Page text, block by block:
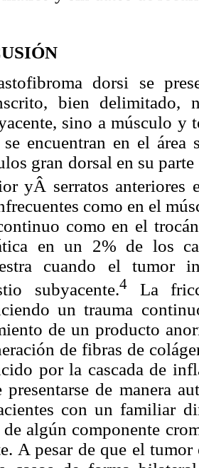
dorsi se
bien
sino a músculo y
se encuentran en el
gran dorsal en su
yÂ serratos anteriores
como en el
como en el
en un 2% de los
cuando el tumor
subyacente.4La
un trauma
de un producto
de fibras de
por la cascada de
presentarse de manera
con un familiar
algún componente
A pesar de que el